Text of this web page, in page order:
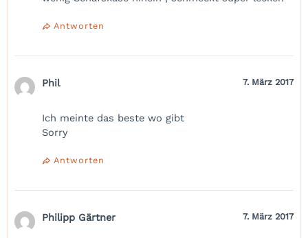
Antworten
Phil 7. März 2017
Ich meinte das beste wo gibt
Sorry
Antworten
Philipp Gärtner 7. März 2017